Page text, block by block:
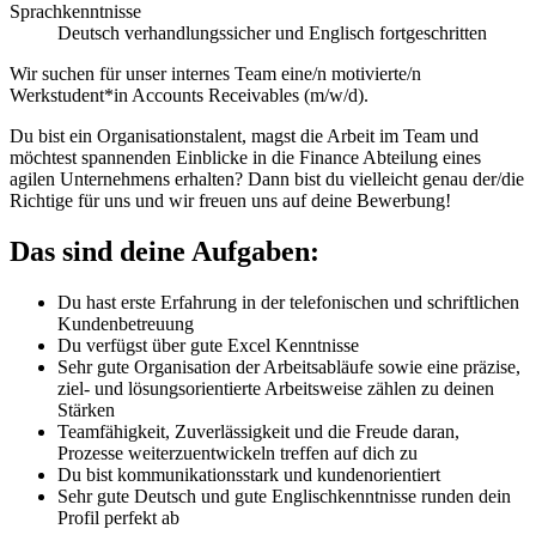
Sprachkenntnisse
Deutsch verhandlungssicher und Englisch fortgeschritten
Wir suchen für unser internes Team eine/n motivierte/n
Werkstudent*in Accounts Receivables (m/w/d).
Du bist ein Organisationstalent, magst die Arbeit im Team und
möchtest spannenden Einblicke in die Finance Abteilung eines
agilen Unternehmens erhalten? Dann bist du vielleicht genau der/die
Richtige für uns und wir freuen uns auf deine Bewerbung!
Das sind deine Aufgaben:
Du hast erste Erfahrung in der telefonischen und schriftlichen
Kundenbetreuung
Du verfügst über gute Excel Kenntnisse
Sehr gute Organisation der Arbeitsabläufe sowie eine präzise,
ziel- und lösungsorientierte Arbeitsweise zählen zu deinen
Stärken
Teamfähigkeit, Zuverlässigkeit und die Freude daran,
Prozesse weiterzuentwickeln treffen auf dich zu
Du bist kommunikationsstark und kundenorientiert
Sehr gute Deutsch und gute Englischkenntnisse runden dein
Profil perfekt ab